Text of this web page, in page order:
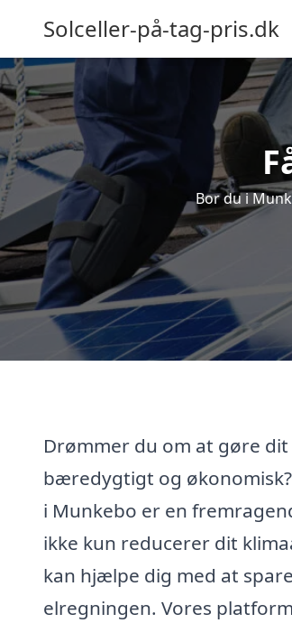
Solceller-på-tag-pris.dk
Bor du i
Drømmer du om at gøre
bæredygtigt og
i Munkebo er en
ikke kun reducerer dit
kan hjælpe dig med at
elregningen. Vores